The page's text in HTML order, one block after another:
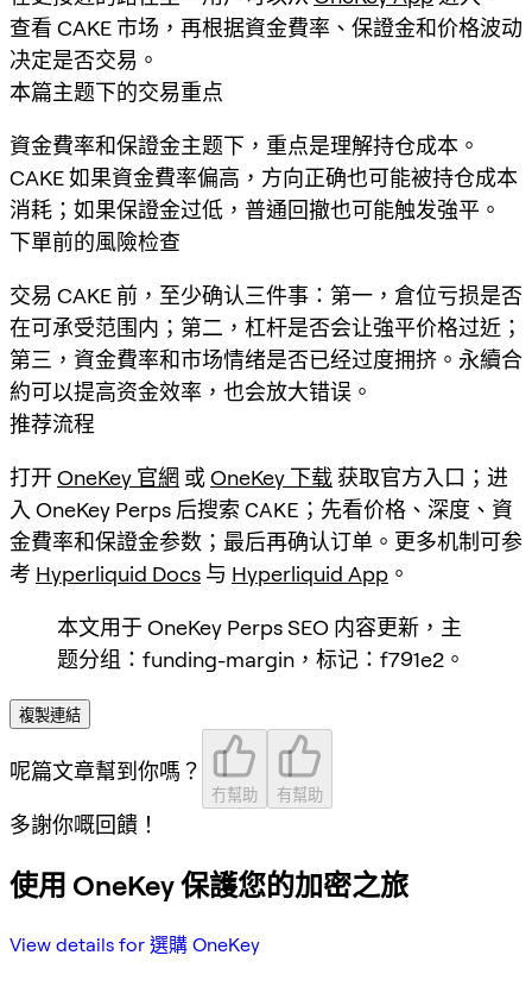
查看 CAKE 市场，再根据資金費率、保證金和价格波动
决定是否交易。
本篇主题下的交易重点
資金費率和保證金主题下，重点是理解持仓成本。
CAKE 如果資金費率偏高，方向正确也可能被持仓成本
消耗；如果保證金过低，普通回撤也可能触发強平。
下單前的風險检查
交易 CAKE 前，至少确认三件事：第一，倉位亏损是否
在可承受范围内；第二，杠杆是否会让強平价格过近；
第三，資金費率和市场情绪是否已经过度拥挤。永續合
約可以提高资金效率，也会放大错误。
推荐流程
打开 OneKey 官網 或OneKey 下载 获取官方入口；进
入 OneKey Perps 后搜索 CAKE ；先看价格、深度、資
金費率和保證金参数；最后再确认订单。更多机制可参
考 Hyperliquid Docs 与 Hyperliquid App 。
本文用于 OneKey Perps SEO 内容更新，主
题分组：funding-margin，标记：f791e2。
複製連結
呢篇文章幫到你嗎？
冇幫助 有幫助
多謝你嘅回饋！
使用 OneKey 保護您的加密之旅
View details for 選購 OneKey